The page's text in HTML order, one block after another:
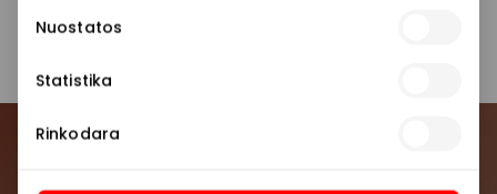
Nuostatos
Statistika
Rinkodara
parduotuvę ar paslaugų teikimo vietą.